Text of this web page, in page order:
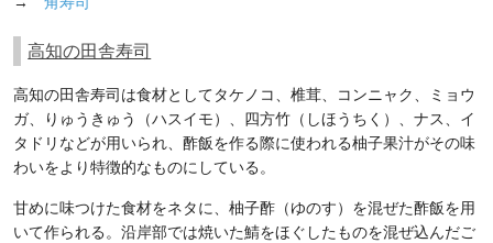
高知の田舎寿司
高知の田舎寿司は食材としてタケノコ、椎茸、コンニャク、ミョウ
ガ、りゅうきゅう（ハスイモ）、四方竹（しほうちく）、ナス、イ
タドリなどが用いられ、酢飯を作る際に使われる柚子果汁がその味
わいをより特徴的なものにしている。
甘めに味つけた食材をネタに、柚子酢（ゆのす）を混ぜた酢飯を用
いて作られる。沿岸部では焼いた鯖をほぐしたものを混ぜ込んだご